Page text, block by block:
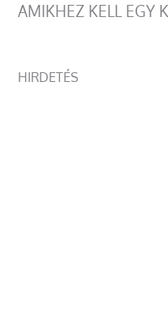
AMIKHEZ KELL EGY
HIRDETÉS